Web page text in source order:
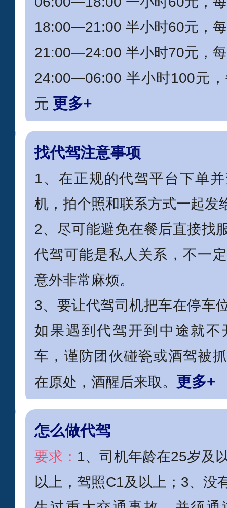
18:00—21:00 半小时60元，
21:00—24:00 半小时70元，
24:00—06:00 半小时100元
元 更多+
找代驾注意事项
1、在正规的代驾平台下单
机，拍个照和联系方式一起发
2、尽可能避免在餐后直接找
代驾可能是私人关系，不一
意外非常麻烦。
3、要让代驾司机把车在停车
如果遇到代驾开到中途就不
车，谨防团伙碰瓷或酒驾被
在原处，酒醒后来取。 更多+
怎么做代驾
要求： 1、司机年龄在25岁及
以上，驾照C1及以上；3、没